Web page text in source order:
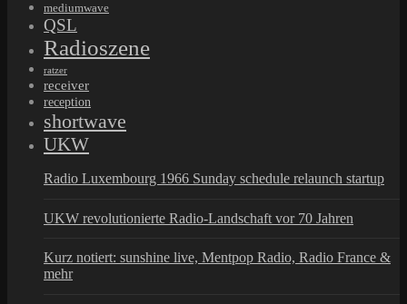
mediumwave
QSL
Radioszene
ratzer
receiver
reception
shortwave
UKW
Radio Luxembourg 1966 Sunday schedule relaunch startup
UKW revolutionierte Radio-Landschaft vor 70 Jahren
Kurz notiert: sunshine live, Mentpop Radio, Radio France &
mehr